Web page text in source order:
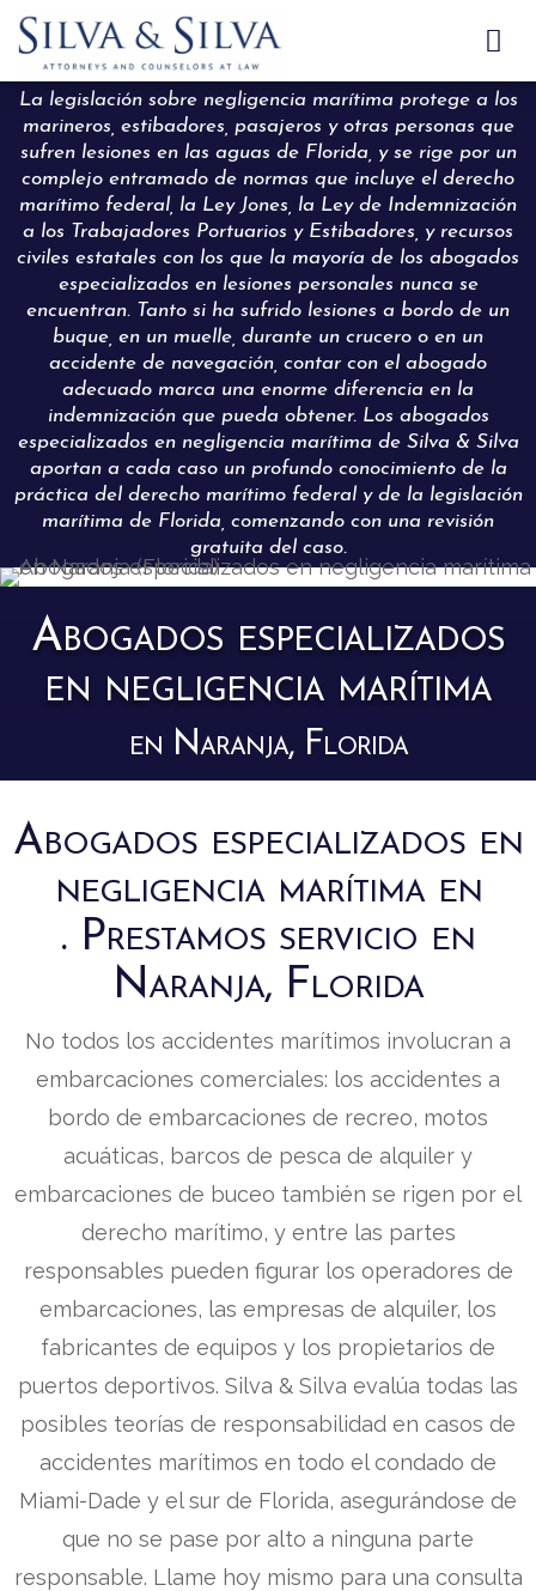

La legislación sobre negligencia marítima protege a los
marineros, estibadores, pasajeros y otras personas que
sufren lesiones en las aguas de Florida, y se rige por un
complejo entramado de normas que incluye el derecho
marítimo federal, la Ley Jones, la Ley de Indemnización
a los Trabajadores Portuarios y Estibadores, y recursos
civiles estatales con los que la mayoría de los abogados
especializados en lesiones personales nunca se
encuentran. Tanto si ha sufrido lesiones a bordo de un
buque, en un muelle, durante un crucero o en un
accidente de navegación, contar con el abogado
adecuado marca una enorme diferencia en la
indemnización que pueda obtener. Los abogados
especializados en negligencia marítima de Silva & Silva
aportan a cada caso un profundo conocimiento de la
práctica del derecho marítimo federal y de la legislación
marítima de Florida, comenzando con una revisión
gratuita del caso.
Abogados especializados
en negligencia marítima
en Naranja, Florida
Abogados especializados en
negligencia marítima en
. Prestamos servicio en
Naranja, Florida
No todos los accidentes marítimos involucran a
embarcaciones comerciales: los accidentes a
bordo de embarcaciones de recreo, motos
acuáticas, barcos de pesca de alquiler y
embarcaciones de buceo también se rigen por el
derecho marítimo, y entre las partes
responsables pueden figurar los operadores de
embarcaciones, las empresas de alquiler, los
fabricantes de equipos y los propietarios de
puertos deportivos. Silva & Silva evalúa todas las
posibles teorías de responsabilidad en casos de
accidentes marítimos en todo el condado de
Miami-Dade y el sur de Florida, asegurándose de
que no se pase por alto a ninguna parte
responsable. Llame hoy mismo para una consulta